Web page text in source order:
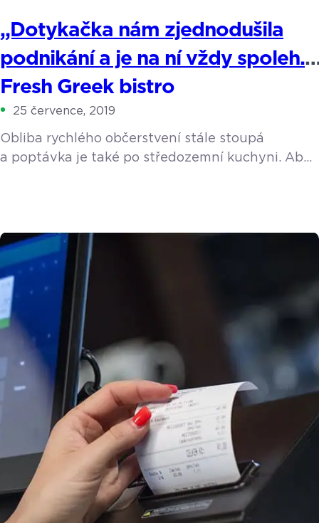
„Dotykačka nám zjednodušila
podnikání a je na ní vždy spoleh.“
Fresh Greek bistro
25 července, 2019
Obliba rychlého občerstvení stále stoupá
a poptávka je také po středozemní kuchyni. Aby
létat až do Řecka. Stačí se zastavit
v příjemném Fresh Greek bistru na Praze 6.
Jedná se o jednu ze čtyř poboček, která se jako
jediná specializuje právě […]